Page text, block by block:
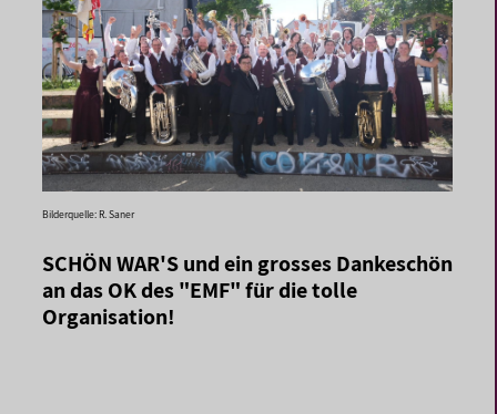
Bilderquelle: R. Saner
SCHÖN WAR'S und ein grosses Dankeschön
an das OK des "EMF" für die tolle
Organisation!